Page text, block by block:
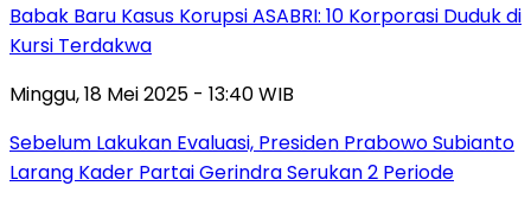
Babak Baru Kasus Korupsi ASABRI: 10 Korporasi Duduk di
Kursi Terdakwa
Minggu, 18 Mei 2025 - 13:40 WIB
Sebelum Lakukan Evaluasi, Presiden Prabowo Subianto
Larang Kader Partai Gerindra Serukan 2 Periode